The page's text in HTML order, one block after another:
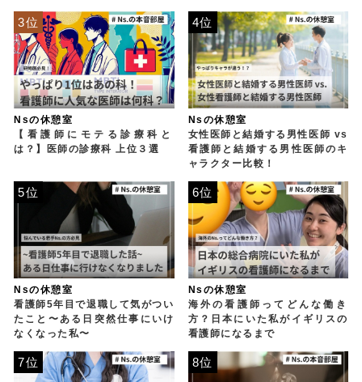
Nsの休憩室
【看護師にモテる診療科と
は？】医師の診療科 上位３選
3位
Nsの休憩室
女性医師と結婚する男性医師 vs
看護師と結婚する男性医師のキ
ャラクター比較！
4位
Nsの休憩室
看護師5年目で退職して気がつい
たこと〜ある日突然仕事にいけ
なくなった私〜
5位
Nsの休憩室
海外の看護師ってどんな働き
方？日本にいた私がイギリスの
看護師になるまで
6位
7位 8位